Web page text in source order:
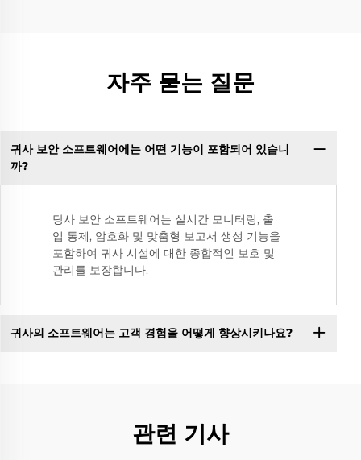
자주 묻는 질문
귀사 보안 소프트웨어에는 어떤 기능이 포함되어 있습니
까?
당사 보안 소프트웨어는 실시간 모니터링, 출
입 통제, 암호화 및 맞춤형 보고서 생성 기능을
포함하여 귀사 시설에 대한 종합적인 보호 및
관리를 보장합니다.
귀사의 소프트웨어는 고객 경험을 어떻게 향상시키나요?
관련 기사